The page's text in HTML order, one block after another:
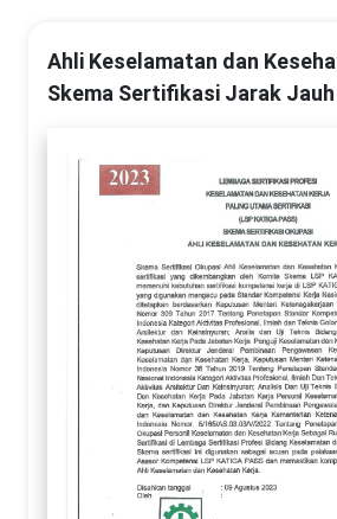
Ahli Keselamatan dan
Skema Sertifikasi Jarak